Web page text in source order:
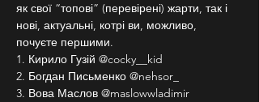
як свої “топові” (перевірені) жарти, так і
нові, актуальні, котрі ви, можливо,
почуєте першими.
1. Кирило Гузій @cocky__kid
2. Богдан Письменко @nehsor_
3. Вова Маслов @maslowwladimir